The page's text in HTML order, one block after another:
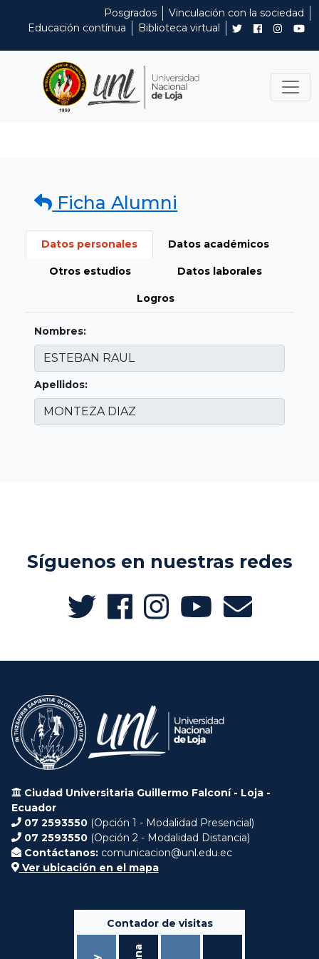
Posgrados
Vinculación con la sociedad
Educación contínua
Biblioteca virtual
Ficha Alumni
Datos personales Datos académicos
Otros estudios Datos laborales
Logros
Nombres:
Apellidos:
Síguenos en nuestras redes
Ciudad Universitaria Guillermo Falconí - Loja -
Ecuador
07 2593550 (Opción 1 - Modalidad Presencial)
07 2593550 (Opción 2 - Modalidad Distancia)
Contáctanos: comunicacion@unl.edu.ec
Ver ubicación en el mapa
Contador de visitas